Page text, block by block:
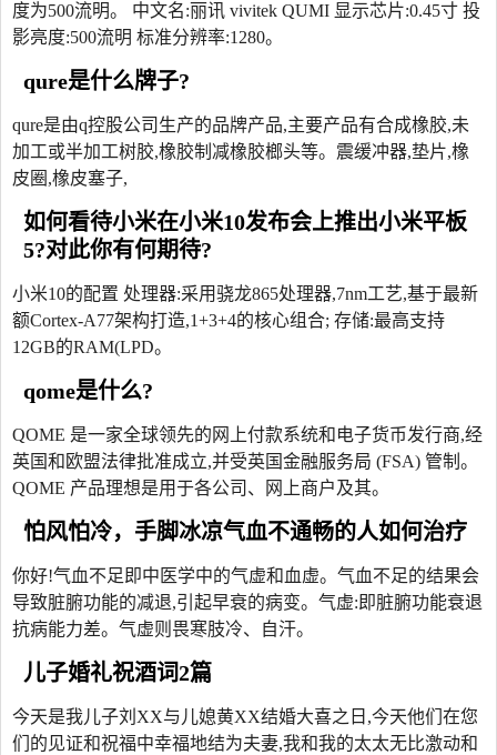
度为500流明。 中文名:丽讯 vivitek QUMI 显示芯片:0.45寸 投
影亮度:500流明 标准分辨率:1280。
qure是什么牌子?
qure是由q控股公司生产的品牌产品,主要产品有合成橡胶,未
加工或半加工树胶,橡胶制减橡胶榔头等。震缓冲器,垫片,橡
皮圈,橡皮塞子,
如何看待小米在小米10发布会上推出小米平板
5?对此你有何期待?
小米10的配置 处理器:采用骁龙865处理器,7nm工艺,基于最新
额Cortex-A77架构打造,1+3+4的核心组合; 存储:最高支持
12GB的RAM(LPD。
qome是什么?
QOME 是一家全球领先的网上付款系统和电子货币发行商,经
英国和欧盟法律批准成立,并受英国金融服务局 (FSA) 管制。
QOME 产品理想是用于各公司、网上商户及其。
怕风怕冷，手脚冰凉气血不通畅的人如何治疗
你好!气血不足即中医学中的气虚和血虚。气血不足的结果会
导致脏腑功能的减退,引起早衰的病变。气虚:即脏腑功能衰退
抗病能力差。气虚则畏寒肢冷、自汗。
儿子婚礼祝酒词2篇
今天是我儿子刘XX与儿媳黄XX结婚大喜之日,今天他们在您
们的见证和祝福中幸福地结为夫妻,我和我的太太无比激动和